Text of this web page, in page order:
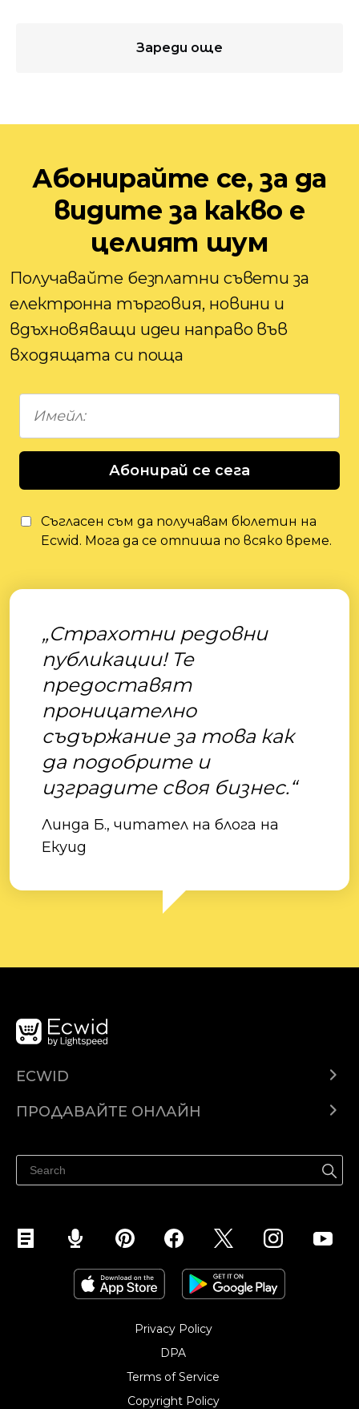
Зареди още
Абонирайте се, за да
видите за какво е
целият шум
Получавайте безплатни съвети за
електронна търговия, новини и
вдъхновяващи идеи направо във
входящата си поща
Абонирай се сега
Съгласен съм да получавам бюлетин на
Ecwid. Мога да се отпиша по всяко време.
„Страхотни редовни
публикации! Те
предоставят
проницателно
съдържание за това как
да подобрите и
изградите своя бизнес.“
Линда Б., читател на блога на
Екуид
ECWID
Помощен център
ПРОДАВАЙТЕ ОНЛАЙН
Продавайте във Facebook
Продавайте в Instagram
Privacy Policy
DPA
Terms of Service
Copyright Policy‎